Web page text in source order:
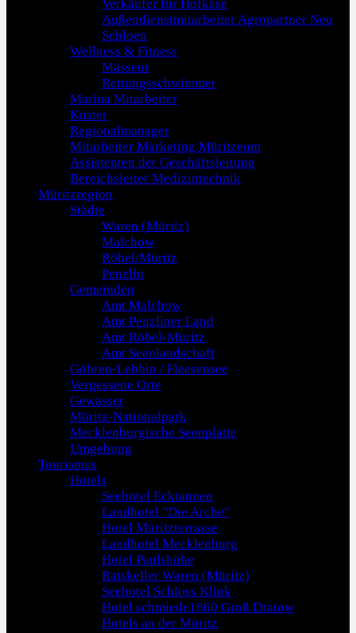
Verkäufer für Hofkäse
Außendienstmitarbeiter Agropartner Neu
Schloen
Wellness & Fitness
Masseur
Rettungsschwimmer
Marina Mitarbeiter
Küster
Regionalmanager
Mitarbeiter Marketing Müritzeum
Assistenten der Geschäftsleitung
Bereichsleiter Medizintechnik
Müritzregion
Städte
Waren (Müritz)
Malchow
Röbel/Müritz
Penzlin
Gemeinden
Amt Malchow
Amt Penzliner Land
Amt Röbel-Müritz
Amt Seenlandschaft
Göhren-Lebbin / Fleesensee
Vergessene Orte
Gewässer
Müritz-Nationalpark
Mecklenburgische Seenplatte
Umgebung
Tourismus
Hotels
Seehotel Ecktannen
Landhotel "Die Arche"
Hotel Müritzterrasse
Landhotel Mecklenburg
Hotel Paulshöhe
Ratskeller Waren (Müritz)
Seehotel Schloss Klink
Hotel schmiede1860 Groß Dratow
Hotels an der Müritz